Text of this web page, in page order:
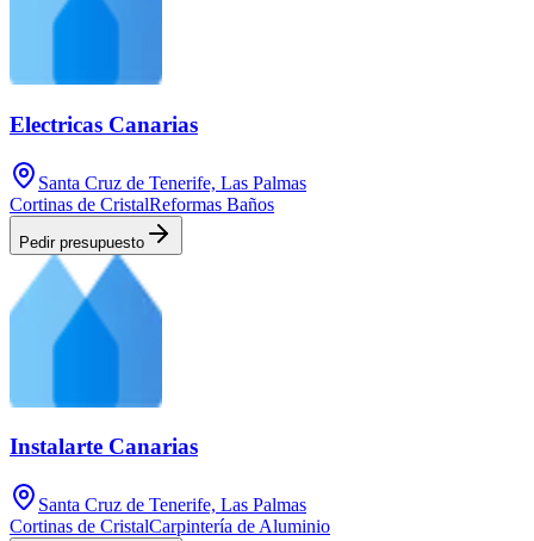
Electricas Canarias
Santa Cruz de Tenerife, Las Palmas
Cortinas de CristalReformas Baños
Pedir presupuesto
Instalarte Canarias
Santa Cruz de Tenerife, Las Palmas
Cortinas de CristalCarpintería de Aluminio